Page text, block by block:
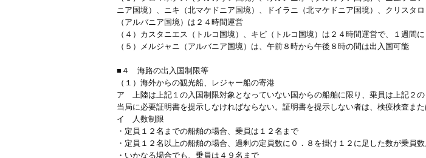
ニア国境）、ニキ（北マケドニア国境）、ドイラニ（北マケドニア国境）、クリスタ
（アルバニア国境）は２４時間運営
（４）カスタニエス（トルコ国境）、キピ（トルコ国境）は２４時間運営で、１週間
（５）メルジャニ（アルバニア国境）は、午前８時から午後８時の間は出入国可能
■４ 海路の出入国制限等
（１）海外からの観光船、レジャー船の寄港
ア 上陸は上記１の入国制限対象となっていない国からの船舶に限り、乗員は上記２
当局に必要証明書を提示しなければならない。証明書を提示しない者は、検疫検査ま
イ 人数制限
・定員１２名までの船舶の場合、乗員は１２名まで
・定員１２名以上の船舶の場合、過剰の定員数に０．８を掛け１２に足した数が乗員
・いかなる場合でも、乗員は４９名まで